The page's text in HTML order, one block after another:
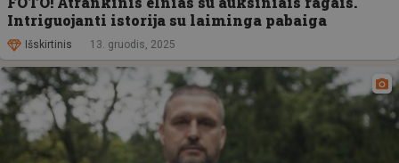
Intriguojanti istorija su laiminga pabaiga
Išskirtinis 13. gruodis, 2025